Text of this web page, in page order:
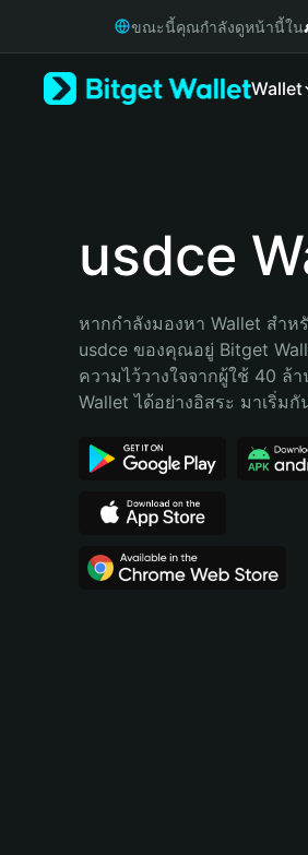
Русский
Bahasa Indonesia
Português (Brasil)
ขณะนี้คุณกำลังดูหน้านี้ใน
Wallet
usdce
หากกำลังมองหา Wallet สำห
usdce ของคุณอยู่ Bitget
ความไว้วางใจจากผู้ใช้ 40
Wallet ได้อย่างอิสระ มาเริ่มกั